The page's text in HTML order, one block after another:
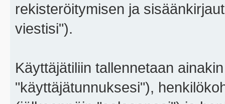
rekisteröitymisen ja
viestisi").
Käyttäjätiliin tallennetaan
"käyttäjätunnuksesi"),